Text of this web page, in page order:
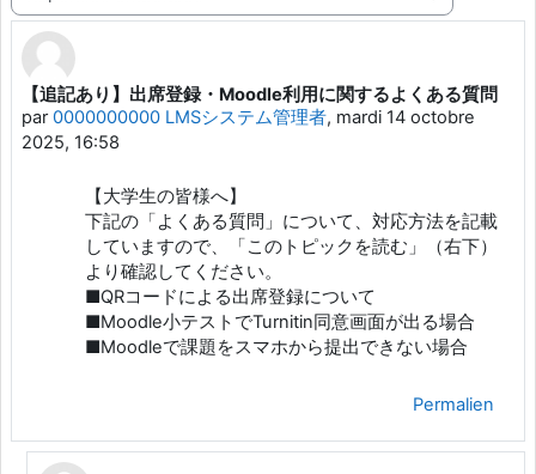
【追記あり】出席登録・Moodle利用に関するよくある質問
par0000000000 LMSシステム管理者, mardi 14 octobre
2025, 16:58
Nombre de réponses : 1
【大学生の皆様へ】
下記の「よくある質問」について、対応方法を記載
していますので、「このトピックを読む」（右下）
より確認してください。
■QRコードによる出席登録について
■Moodle小テストでTurnitin同意画面が出る場合
■Moodleで課題をスマホから提出できない場合
Permalien